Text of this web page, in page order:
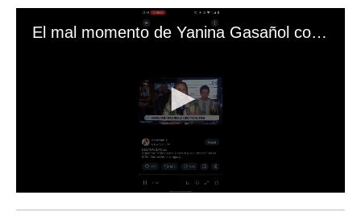
El mal momento de Yanina Gasañol con un hincha argentino en "Subrayado"
s